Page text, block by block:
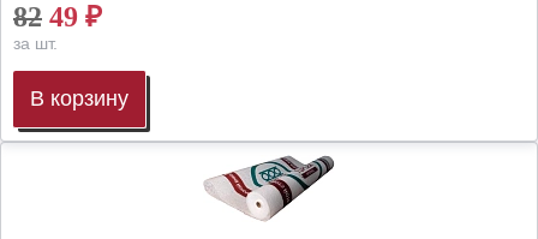
82 49 ₽
за шт.
В корзину